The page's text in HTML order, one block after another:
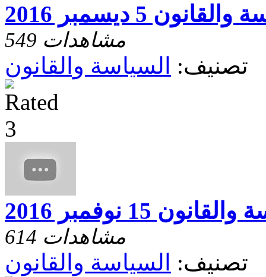
5 ديسمبر 2016
549 مشاهدات
تصنيف: السياسة والقانون
15 نوفمبر 2016
614 مشاهدات
تصنيف: السياسة والقانون